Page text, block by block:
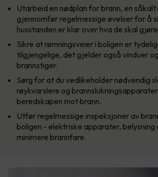
Utarbeid en nødplan for brann, en såkalt
gjennomfør regelmessige øvelser for å
husstanden er klar over hva de skal
Sikre at rømningsveier i boligen er
tilgjengelige, det gjelder også vinduer
brannstiger.
Sørg for at du vedlikeholder nødvendig
røykvarslere og
beredskapen mot brann.
Utfør regelmessige inspeksjoner av
boligen - elektriske apparater, belysning
minimere brannfare.